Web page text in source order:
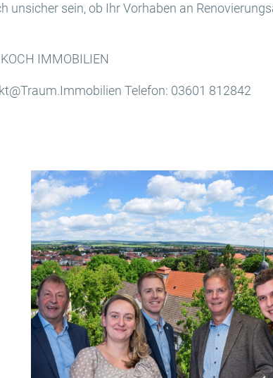
unsicher sein, ob Ihr Vorhaben an
IMMOBILIEN
Telefon: 03601 812842